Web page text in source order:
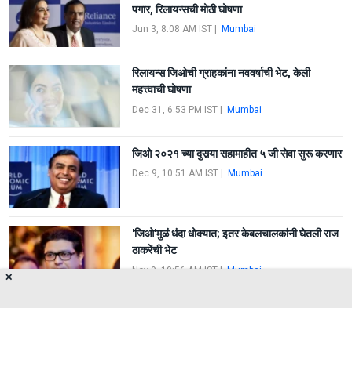
पगार, रिलायन्सची मोठी घोषणा
Jun 3, 8:08 AM IST| Mumbai
रिलायन्स जिओची ग्राहकांना नववर्षाची भेट, केली
महत्त्वाची घोषणा
Dec 31, 6:53 PM IST| Mumbai
जिओ २०२१ च्या दुसर्‍या सहामाहीत ५ जी सेवा सुरू करणार
Dec 9, 10:51 AM IST| Mumbai
'जिओ'मुळं धंदा धोक्यात; इतर केबलचालकांनी घेतली राज
ठाकरेंची भेट
Nov 9, 10:56 AM IST| Mumbai
✕